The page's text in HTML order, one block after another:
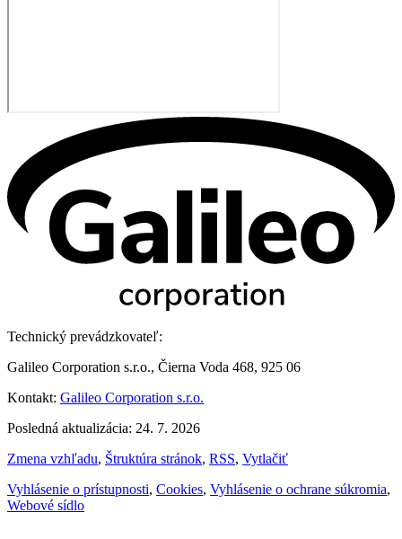
Technický prevádzkovateľ:
Galileo Corporation s.r.o., Čierna Voda 468, 925 06
Kontakt: Galileo Corporation s.r.o.
Posledná aktualizácia: 24. 7. 2026
Zmena vzhľadu, Štruktúra stránok, RSS, Vytlačiť
Vyhlásenie o prístupnosti, Cookies, Vyhlásenie o ochrane súkromia,
Webové sídlo